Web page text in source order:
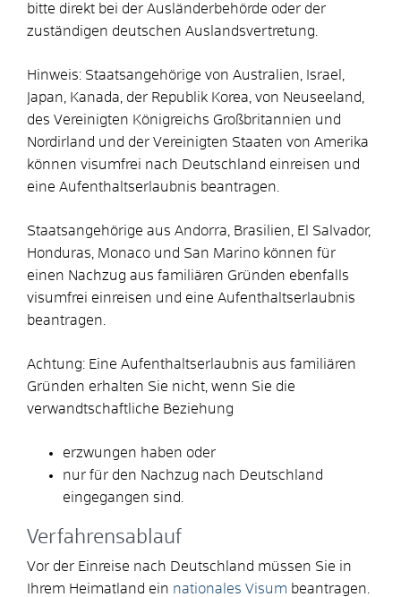
bitte direkt bei der Ausländerbehörde oder der
zuständigen deutschen Auslandsvertretung.
Hinweis: Staatsangehörige von Australien, Israel,
Japan, Kanada, der Republik Korea, von Neuseeland,
des Vereinigten Königreichs Großbritannien und
Nordirland und der Vereinigten Staaten von Amerika
können visumfrei nach Deutschland einreisen und
eine Aufenthaltserlaubnis beantragen.
Staatsangehörige aus Andorra, Brasilien, El Salvador,
Honduras, Monaco und San Marino können für
einen Nachzug aus familiären Gründen ebenfalls
visumfrei einreisen und eine Aufenthaltserlaubnis
beantragen.
Achtung: Eine Aufenthaltserlaubnis aus familiären
Gründen erhalten Sie nicht, wenn Sie die
verwandtschaftliche Beziehung
erzwungen haben oder
nur für den Nachzug nach Deutschland
eingegangen sind.
Verfahrensablauf
Vor der Einreise nach Deutschland müssen Sie in
Ihrem Heimatland ein nationales Visum beantragen.